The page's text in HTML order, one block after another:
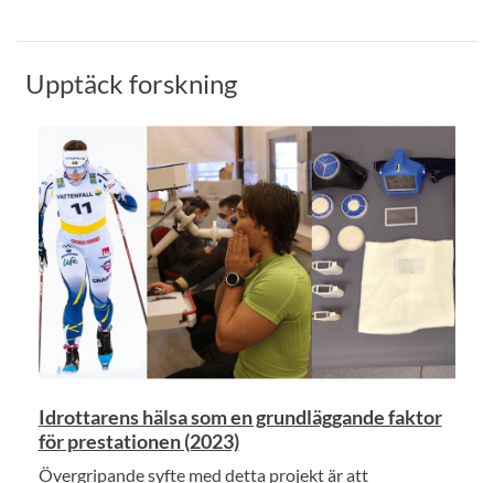
Upptäck forskning
Idrottarens hälsa som en grundläggande faktor
för prestationen (2023)
Övergripande syfte med detta projekt är att